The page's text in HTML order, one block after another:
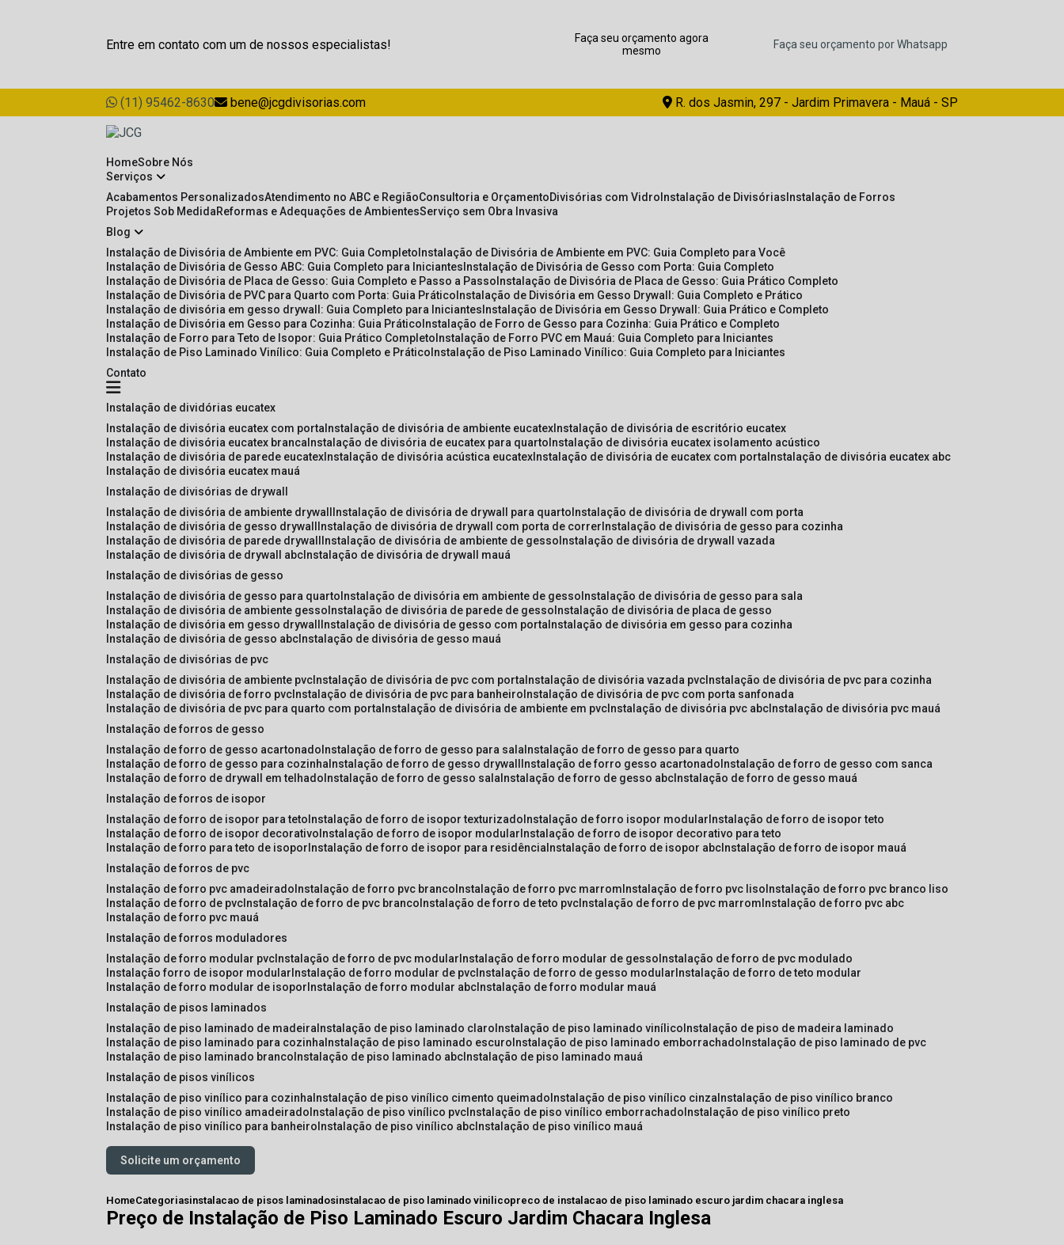
Entre em contato com um de nossos especialistas!
Faça seu orçamento agora
mesmo
Faça seu orçamento por Whatsapp
(11) 95462-8630 bene@jcgdivisorias.com R. dos Jasmin, 297 - Jardim Primavera - Mauá - SP
Home Sobre Nós
Serviços
Acabamentos Personalizados Atendimento no ABC e Região Consultoria e Orçamento Divisórias com Vidro Instalação de Divisórias Instalação de Forros
Projetos Sob Medida
Reformas e Adequações de Ambientes Serviço sem Obra Invasiva
Blog
Instalação de Divisória de Ambiente em PVC: Guia Completo Instalação de Divisória de Ambiente em PVC: Guia Completo para Você
Instalação de Divisória de Gesso ABC: Guia Completo para Iniciantes Instalação de Divisória de Gesso com Porta: Guia Completo
Instalação de Divisória de Placa de Gesso: Guia Completo e Passo a Passo Instalação de Divisória de Placa de Gesso: Guia Prático Completo
Instalação de Divisória de PVC para Quarto com Porta: Guia Prático Instalação de Divisória em Gesso Drywall: Guia Completo e Prático
Instalação de divisória em gesso drywall: Guia Completo para Iniciantes Instalação de Divisória em Gesso Drywall: Guia Prático e Completo
Instalação de Divisória em Gesso para Cozinha: Guia Prático Instalação de Forro de Gesso para Cozinha: Guia Prático e Completo
Instalação de Forro para Teto de Isopor: Guia Prático Completo Instalação de Forro PVC em Mauá: Guia Completo para Iniciantes
Instalação de Piso Laminado Vinílico: Guia Completo e Prático Instalação de Piso Laminado Vinílico: Guia Completo para Iniciantes
Contato
instalação de dividórias eucatex
instalação de divisória eucatex com porta instalação de divisória de ambiente eucatex instalação de divisória de escritório eucatex
instalação de divisória eucatex branca instalação de divisória de eucatex para quarto instalação de divisória eucatex isolamento acústico
instalação de divisória de parede eucatex instalação de divisória acústica eucatex instalação de divisória de eucatex com porta instalação de divisória eucatex abc
instalação de divisória eucatex mauá
instalação de divisórias de drywall
instalação de divisória de ambiente drywall
instalação de divisória de drywall para quarto instalação de divisória de drywall com porta
instalação de divisória de gesso drywall
instalação de divisória de drywall com porta de correr instalação de divisória de gesso para cozinha
instalação de divisória de parede drywall
instalação de divisória de ambiente de gesso instalação de divisória de drywall vazada
instalação de divisória de drywall abc instalação de divisória de drywall mauá
instalação de divisórias de gesso
instalação de divisória de gesso para quarto instalação de divisória em ambiente de gesso instalação de divisória de gesso para sala
instalação de divisória de ambiente gesso instalação de divisória de parede de gesso instalação de divisória de placa de gesso
instalação de divisória em gesso drywall
instalação de divisória de gesso com porta instalação de divisória em gesso para cozinha
instalação de divisória de gesso abc instalação de divisória de gesso mauá
instalação de divisórias de pvc
instalação de divisória de ambiente pvc instalação de divisória de pvc com porta instalação de divisória vazada pvc instalação de divisória de pvc para cozinha
instalação de divisória de forro pvc instalação de divisória de pvc para banheiro instalação de divisória de pvc com porta sanfonada
instalação de divisória de pvc para quarto com porta instalação de divisória de ambiente em pvc instalação de divisória pvc abc instalação de divisória pvc mauá
instalação de forros de gesso
instalação de forro de gesso acartonado instalação de forro de gesso para sala instalação de forro de gesso para quarto
instalação de forro de gesso para cozinha instalação de forro de gesso drywall instalação de forro gesso acartonado instalação de forro de gesso com sanca
instalação de forro de drywall em telhado instalação de forro de gesso sala instalação de forro de gesso abc instalação de forro de gesso mauá
instalação de forros de isopor
instalação de forro de isopor para teto instalação de forro de isopor texturizado instalação de forro isopor modular instalação de forro de isopor teto
instalação de forro de isopor decorativo instalação de forro de isopor modular instalação de forro de isopor decorativo para teto
instalação de forro para teto de isopor instalação de forro de isopor para residência instalação de forro de isopor abc instalação de forro de isopor mauá
instalação de forros de pvc
instalação de forro pvc amadeirado instalação de forro pvc branco instalação de forro pvc marrom instalação de forro pvc liso instalação de forro pvc branco liso
instalação de forro de pvc instalação de forro de pvc branco instalação de forro de teto pvc instalação de forro de pvc marrom instalação de forro pvc abc
instalação de forro pvc mauá
instalação de forros moduladores
instalação de forro modular pvc instalação de forro de pvc modular instalação de forro modular de gesso instalação de forro de pvc modulado
instalação forro de isopor modular instalação de forro modular de pvc instalação de forro de gesso modular instalação de forro de teto modular
instalação de forro modular de isopor instalação de forro modular abc instalação de forro modular mauá
instalação de pisos laminados
instalação de piso laminado de madeira instalação de piso laminado claro instalação de piso laminado vinílico instalação de piso de madeira laminado
instalação de piso laminado para cozinha instalação de piso laminado escuro instalação de piso laminado emborrachado instalação de piso laminado de pvc
instalação de piso laminado branco instalação de piso laminado abc instalação de piso laminado mauá
instalação de pisos vinílicos
instalação de piso vinílico para cozinha instalação de piso vinílico cimento queimado instalação de piso vinílico cinza instalação de piso vinílico branco
instalação de piso vinílico amadeirado instalação de piso vinílico pvc instalação de piso vinílico emborrachado instalação de piso vinílico preto
instalação de piso vinílico para banheiro instalação de piso vinílico abc instalação de piso vinílico mauá
Solicite um orçamento
HomeCategoriasinstalacao de pisos laminadosinstalacao de piso laminado vinilicopreco de instalacao de piso laminado escuro jardim chacara inglesa
Preço de Instalação de Piso Laminado Escuro Jardim Chacara Inglesa